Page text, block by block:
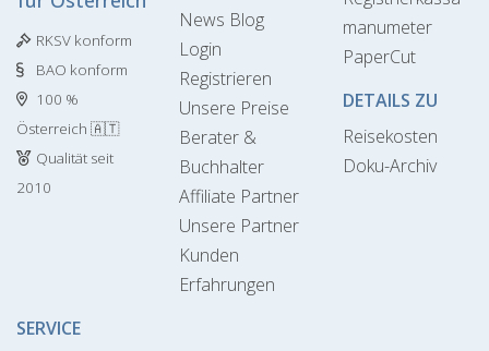
RKSV konform
BAO konform
100 %
Österreich 🇦🇹
Qualität seit
2010
News Blog
Login
Registrieren
Unsere Preise
Berater &
Buchhalter
Affiliate Partner
Unsere Partner
Kunden
Erfahrungen
manumeter
PaperCut
DETAILS ZU
Reisekosten
Doku-Archiv
SERVICE